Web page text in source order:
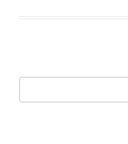
nach: